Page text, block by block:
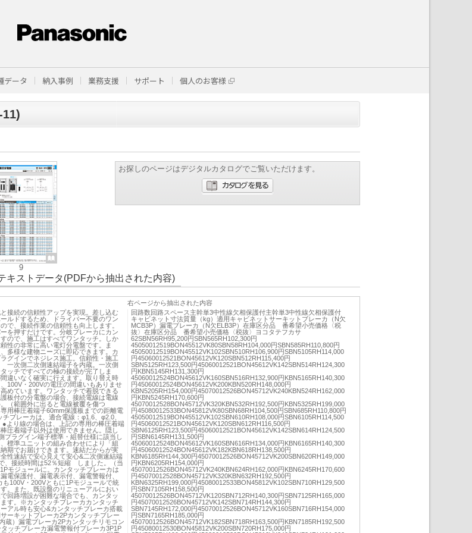
データ 納入事例 業務支援 サポート 個人のお客様
11)
9
お探しのページはデジタルカタログでご覧いただけます。
キストデータ(PDFから抽出された内容)
接続の信頼性アップを実現。差し込む
ルドするため、ドライバー不要のワン
で、接続作業の信頼性も向上します。
を押すだけです。分岐ブレーカにカン
ので、施工はすべてワンタッチ。しか
性の非常に高い電灯分電盤です。ま
多様な建物ニーズに即応できます。カ
グインでネジレス施工。信頼性・施工
次側二次側速結端子を内蔵。一次側
ッチですべての極の接続が完了しま
違いなく確実に行えます。取り替え時
100V・200Vの電圧の間違いもありませ
めています。ワンタッチで着脱できる
板付の分電盤の場合、接続電線は電線
。（範囲外に出ると電線被覆を傷つ
用棒圧着端子60mm保護板までの距離電
ブレーカは、適合電線：φ1.6、φ2.0、
より線の場合は、上記の専用の棒圧着端
圧着端子以外は使用できません。隠し
プラグイン端子標準・組替仕様に該当し
標準ユニットの組み合わせにより「組
期でお届けできます。速結だからが実
性速結で安心見えて安心&二次側速結端
、接続時間は52％短縮 しました。（当
モジュールに。カンタッチブレーカは
電保護付、漏電表示付、漏電警報付、
100V・200Vともに1Pモジュールで統
。また、既設盤のリニューアルにおい
回路増設が困難な場合でも、カンタッ
す。※カンタッチブレーカカンタッチ
アル時も安心&カンタッチブレーカ搭載
ーキットブレーカ2Pカンタッチブレー
蔵）漏電ブレーカ2Pカンタッチリモコン
ッチブレーカ漏電警報付ブレーカ3P1P
右ページから抽出された内容
回路数回路スペース主幹単3中性線欠相保護付主幹単3中性線欠相保護付
キャビネット寸法質量（kg）適用キャビネットサーキットブレーカ（N欠
MCB3P）漏電ブレーカ（N欠ELB3P）在庫区分品 番希望小売価格〈税
抜〉在庫区分品 番希望小売価格〈税抜〉ヨコタテフカサ
62SBN56RH95,200円SBN565RH102,300円
45050012519BON45512VK80SBN58RH104,000円SBN585RH110,800円
45050012519BON45512VK102SBN510RH106,900円SBN5105RH114,000
円45060012521BON45612VK120SBN512RH115,400円
SBN5125RH123,500円45060012521BON45612VK142SBN514RH124,300
円KBN5145RH131,300円
45060012524BON45612VK160SBN516RH132,900円KBN5165RH140,300
円45060012524BON45612VK200KBN520RH148,000円
KBN5205RH154,000円45070012526BON45712VK240KBN524RH162,000
円KBN5245RH170,600円
45070012528BON45712VK320KBN532RH192,500円KBN5325RH199,000
円45080012533BON45812VK80SBN68RH104,500円SBN685RH110,800円
45050012519BON45512VK102SBN610RH108,000円SBN6105RH114,500
円45060012521BON45612VK120SBN612RH116,500円
SBN6125RH123,500円45060012521BON45612VK142SBN614RH124,500
円SBN6145RH131,500円
45060012524BON45612VK160SBN616RH134,000円KBN6165RH140,300
円45060012524BON45612VK182KBN618RH138,500円
KBN6185RH144,300円45070012526BON45712VK200SBN620RH149,000
円KBN6205RH154,000円
45070012526BON45712VK240KBN624RH162,000円KBN6245RH170,600
円45070012528BON45712VK320KBN632RH192,500円
KBN6325RH199,000円45080012533BON45812VK102SBN710RH129,500
円SBN7105RH158,500円
45070012526BON45712VK120SBN712RH140,300円SBN7125RH165,000
円45070012526BON45712VK142SBN714RH144,300円
SBN7145RH172,000円45070012526BON45712VK160SBN716RH154,000
円SBN7165RH185,000円
45070012526BON45712VK182SBN718RH163,500円KBN7185RH192,500
円45080012530BON45812VK200SBN720RH175,000円